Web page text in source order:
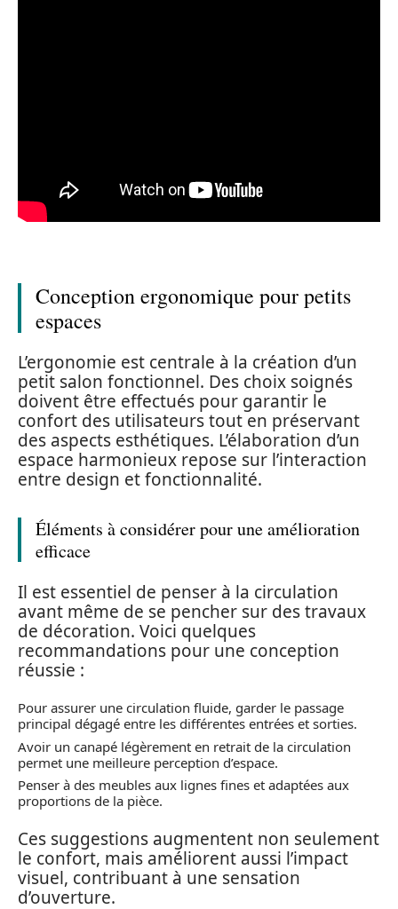
Conception ergonomique pour petits
espaces
L’ergonomie est centrale à la création d’un
petit salon fonctionnel. Des choix soignés
doivent être effectués pour garantir le
confort des utilisateurs tout en préservant
des aspects esthétiques. L’élaboration d’un
espace harmonieux repose sur l’interaction
entre design et fonctionnalité.
Éléments à considérer pour une amélioration
efficace
Il est essentiel de penser à la circulation
avant même de se pencher sur des travaux
de décoration. Voici quelques
recommandations pour une conception
réussie :
Pour assurer une circulation fluide, garder le passage
principal dégagé entre les différentes entrées et sorties.
Avoir un canapé légèrement en retrait de la circulation
permet une meilleure perception d’espace.
Penser à des meubles aux lignes fines et adaptées aux
proportions de la pièce.
Ces suggestions augmentent non seulement
le confort, mais améliorent aussi l’impact
visuel, contribuant à une sensation
d’ouverture.